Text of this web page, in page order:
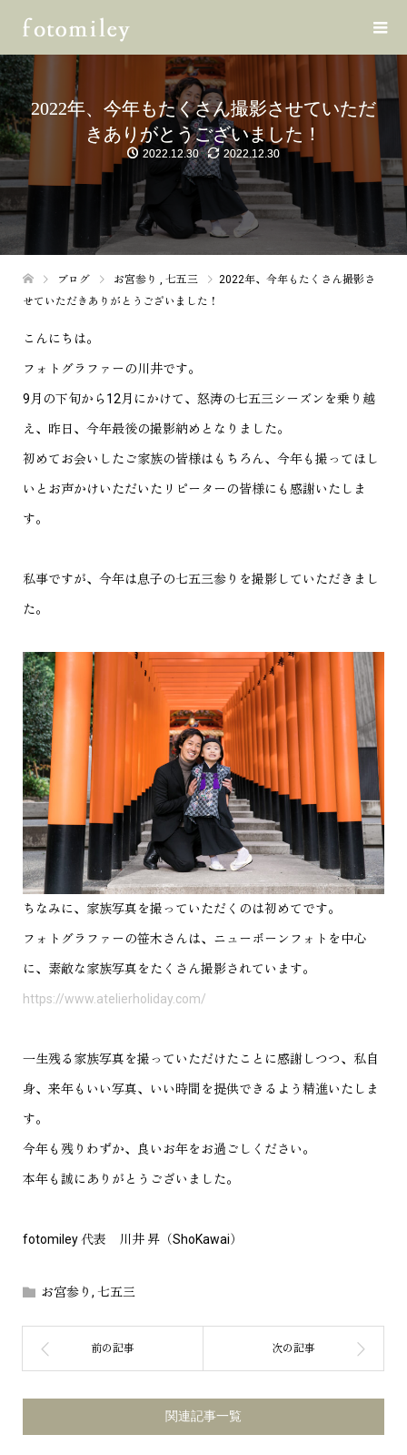
2022年、今年もたくさん撮影させていただ
きありがとうございました！
2022.12.30 2022.12.30
ブログ お宮参り 七五三
2022年、今年もたくさん撮影さ
せていただきありがとうございました！
こんにちは。
フォトグラファーの川井です。
9月の下旬から12月にかけて、怒涛の七五三シーズンを乗り越
え、昨日、今年最後の撮影納めとなりました。
初めてお会いしたご家族の皆様はもちろん、今年も撮ってほし
いとお声かけいただいたリピーターの皆様にも感謝いたしま
す。
私事ですが、今年は息子の七五三参りを撮影していただきまし
た。
ちなみに、家族写真を撮っていただくのは初めてです。
フォトグラファーの笹木さんは、ニューボーンフォトを中心
に、素敵な家族写真をたくさん撮影されています。
https://www.atelierholiday.com/
一生残る家族写真を撮っていただけたことに感謝しつつ、私自
身、来年もいい写真、いい時間を提供できるよう精進いたしま
す。
今年も残りわずか、良いお年をお過ごしください。
本年も誠にありがとうございました。
fotomiley 代表 川井 昇（ShoKawai）
お宮参り , 七五三
関連記事一覧